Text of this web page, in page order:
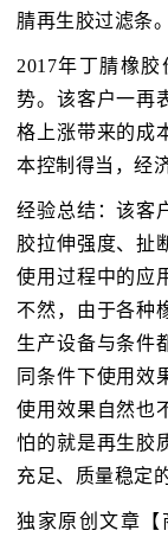
腈再生胶过滤条。
2017年丁腈橡
势。该客户一再
格上涨带来的成
本控制得当，经
经验总结：该客
胶拉伸强度、扯
使用过程中的应
不然，由于各种
生产设备与条件
同条件下使用效
使用效果自然也
怕的就是再生胶
充足、质量稳定
独家原创文章【